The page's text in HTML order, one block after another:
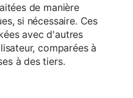
de manière
si nécessaire. Ces
avec d'autres
comparées à
à des tiers.